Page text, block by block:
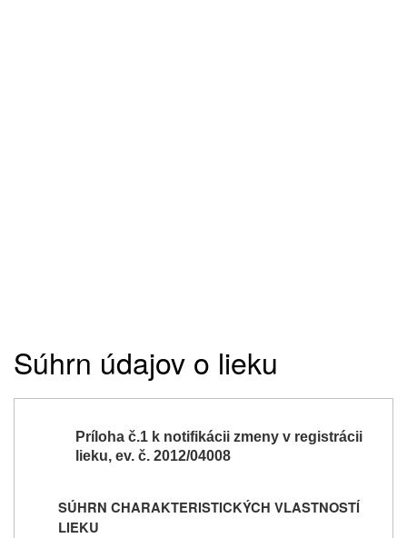
Súhrn údajov o lieku
Príloha č.1 k notifikácii zmeny v registrácii
lieku, ev. č. 2012/04008
SÚHRN CHARAKTERISTICKÝCH VLASTNOSTÍ
LIEKU